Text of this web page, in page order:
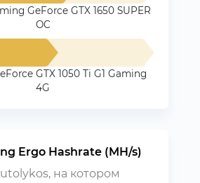
GeForce GTX 1650 SUPER
OC
GTX 1050 Ti G1 Gaming
4G
Ergo Hashrate (MH/s)
на котором